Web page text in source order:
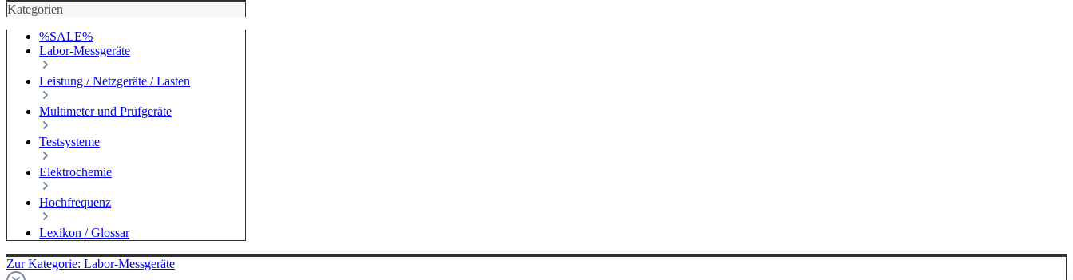
Kategorien
%SALE%
Labor-Messgeräte
Leistung / Netzgeräte / Lasten
Multimeter und Prüfgeräte
Testsysteme
Elektrochemie
Hochfrequenz
Lexikon / Glossar
Zur Kategorie: Labor-Messgeräte